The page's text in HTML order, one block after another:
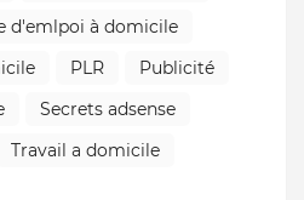
d'emlpoi à domicile
PLR
Publicité
Secrets adsense
Travail a domicile